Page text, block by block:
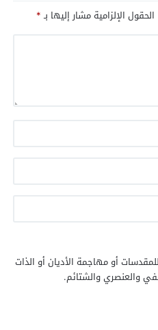
الحقول الإلزامية مشار إليها بـ*
أو مهاجمة الأديان أو الذات
والعنصري والشتائم.